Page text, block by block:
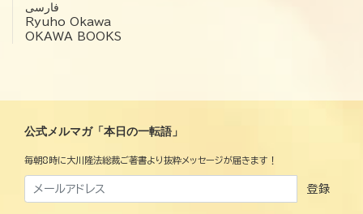
فارسی
Ryuho Okawa
OKAWA BOOKS
公式メルマガ「本日の一転語」
毎朝8時に大川隆法総裁ご著書より抜粋メッセージが届きます！
登録